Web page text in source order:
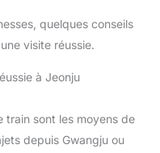
quelques conseils
visite réussie.
à Jeonju
train sont les moyens de
depuis Gwangju ou